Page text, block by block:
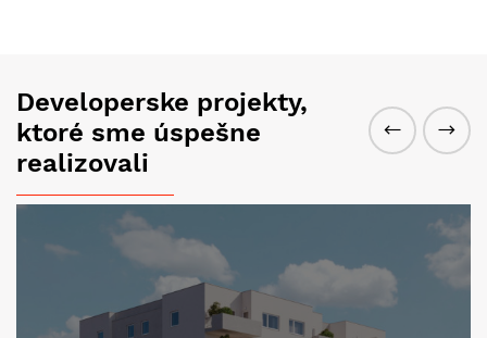
Developerske projekty,
ktoré sme úspešne
realizovali